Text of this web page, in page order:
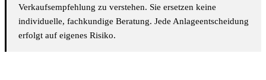
Verkaufsempfehlung zu verstehen. Sie ersetzen keine
individuelle, fachkundige Beratung. Jede Anlageentscheidung
erfolgt auf eigenes Risiko.